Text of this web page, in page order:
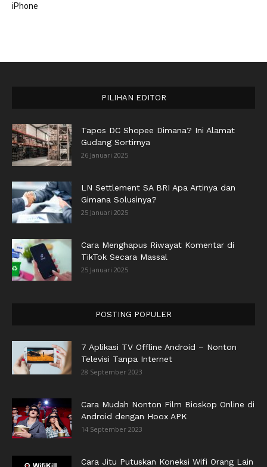
iPhone
PILIHAN EDITOR
Tapos DC Shopee Dimana? Ini Alamat
Gudang Sortirnya
26 Januari 2025
LN Settlement SA BRI Apa Artinya dan
Gimana Solusinya?
25 Januari 2025
Cara Menghapus Riwayat Komentar di
TikTok Secara Massal
25 Januari 2025
POSTING POPULER
7 Aplikasi TV Offline Android – Nonton
Televisi Tanpa Internet
28 September 2023
Cara Mudah Nonton Film Bioskop Online di
Android dengan Hoox APK
14 September 2023
Cara Jitu Putuskan Koneksi Wifi Orang Lain